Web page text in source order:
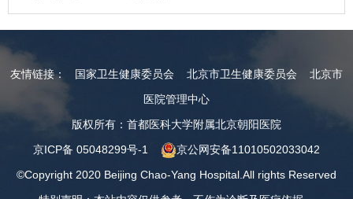
友情链接： 国家卫生健康委员会 北京市卫生健康委员会
北京市
医院管理中心
版权所有：首都医科大学附属北京朝阳医院
京ICP备 05048299号-1
京公网安备11010502033042
©Copyright 2020 Beijing Chao-Yang Hospital.All rights Reserved